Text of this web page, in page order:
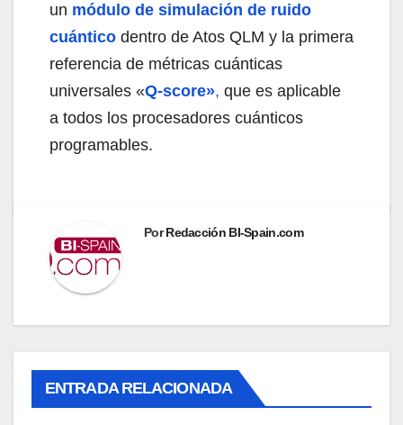
un módulo de simulación de ruido
cuántico dentro de Atos QLM y la primera
referencia de métricas cuánticas
universales «Q-score», que es aplicable
a todos los procesadores cuánticos
programables.
PorRedacción BI-Spain.com
ENTRADA RELACIONADA